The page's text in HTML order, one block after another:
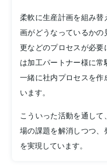
柔軟に生産計画を組み
画がどうなっているか
更などのプロセスが必
は加工パートナー様に
一緒に社内プロセスを
います。
こういった活動を通し
場の課題を解消しつつ
を実現しています。